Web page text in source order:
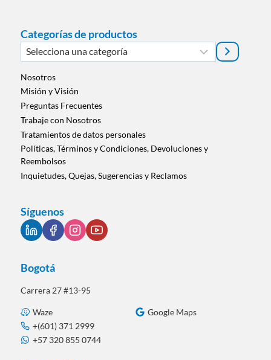
Categorías de productos
Selecciona
una
categoría
Nosotros
Misión y Visión
Preguntas Frecuentes
Trabaje con Nosotros
Tratamientos de datos personales
Políticas, Términos y Condiciones, Devoluciones y
Reembolsos
Inquietudes, Quejas, Sugerencias y Reclamos
Síguenos
Bogotá
Carrera 27 #13-95
Waze
Google Maps
+(601) 371 2999
+57 320 855 0744